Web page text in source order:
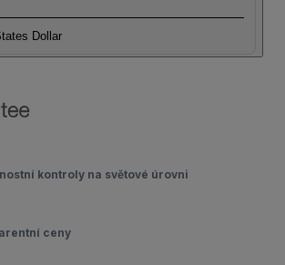
Dollar
kontroly na světové úrovni
ceny